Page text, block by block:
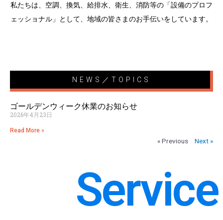
私たちは、空調、換気、給排水、衛生、消防等の「設備のプロフ
ェッショナル」として、地域の皆さまのお手伝いをしています。
NEWS／TOPICS
ゴールデンウィーク休業のお知らせ
2026年4月23日
Read More »
« Previous Next »
Service